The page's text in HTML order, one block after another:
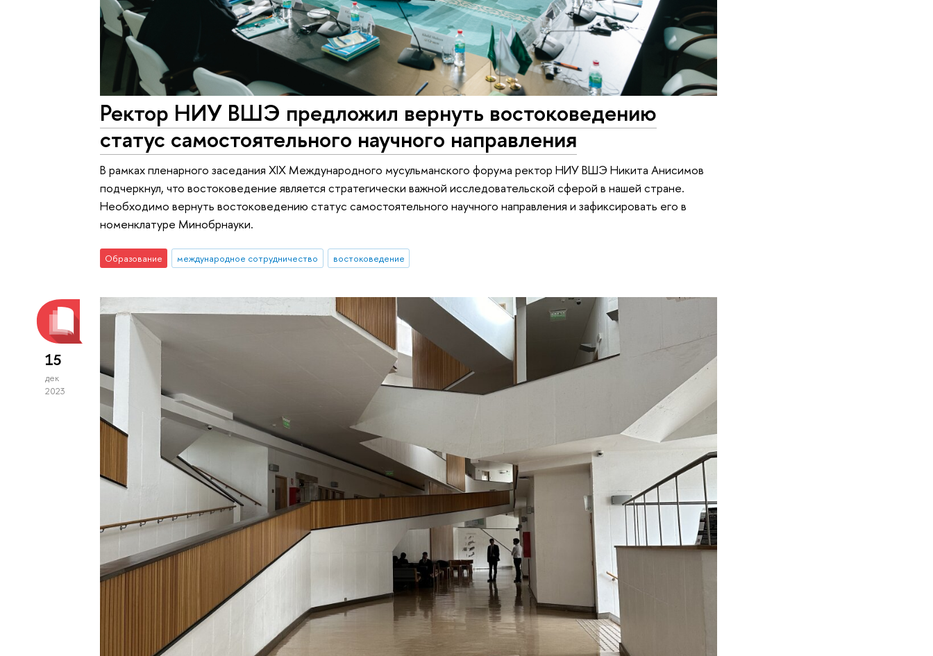
Ректор НИУ ВШЭ предложил вернуть востоковедению
статус самостоятельного научного направления
В рамках пленарного заседания XIX Международного мусульманского форума ректор НИУ ВШЭ Никита Анисимов
подчеркнул, что востоковедение является стратегически важной исследовательской сферой в нашей стране.
Необходимо вернуть востоковедению статус самостоятельного научного направления и зафиксировать его в
номенклатуре Минобрнауки.
Образование международное сотрудничество востоковедение
15
дек
2023